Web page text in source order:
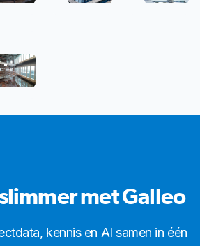
SNC00596
met Galleo
kennis en AI samen in één